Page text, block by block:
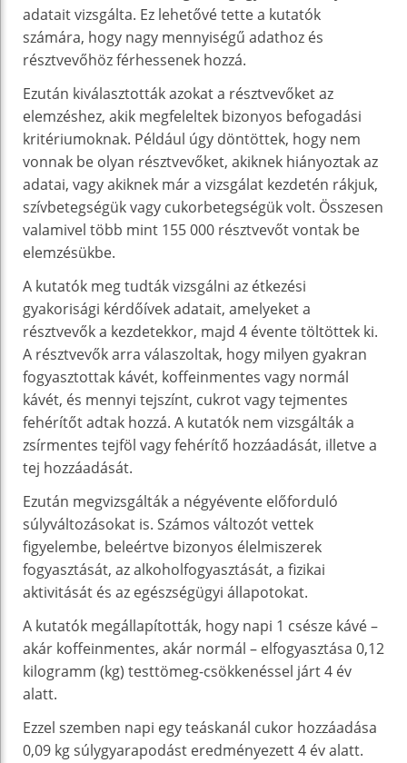
adatait vizsgálta. Ez lehetővé tette a kutatók
számára, hogy nagy mennyiségű adathoz és
résztvevőhöz férhessenek hozzá.
Ezután kiválasztották azokat a résztvevőket az
elemzéshez, akik megfeleltek bizonyos befogadási
kritériumoknak. Például úgy döntöttek, hogy nem
vonnak be olyan résztvevőket, akiknek hiányoztak az
adatai, vagy akiknek már a vizsgálat kezdetén rákjuk,
szívbetegségük vagy cukorbetegségük volt. Összesen
valamivel több mint 155 000 résztvevőt vontak be
elemzésükbe.
A kutatók meg tudták vizsgálni az étkezési
gyakorisági kérdőívek adatait, amelyeket a
résztvevők a kezdetekkor, majd 4 évente töltöttek ki.
A résztvevők arra válaszoltak, hogy milyen gyakran
fogyasztottak kávét, koffeinmentes vagy normál
kávét, és mennyi tejszínt, cukrot vagy tejmentes
fehérítőt adtak hozzá. A kutatók nem vizsgálták a
zsírmentes tejföl vagy fehérítő hozzáadását, illetve a
tej hozzáadását.
Ezután megvizsgálták a négyévente előforduló
súlyváltozásokat is. Számos változót vettek
figyelembe, beleértve bizonyos élelmiszerek
fogyasztását, az alkoholfogyasztását, a fizikai
aktivitását és az egészségügyi állapotokat.
A kutatók megállapították, hogy napi 1 csésze kávé –
akár koffeinmentes, akár normál – elfogyasztása 0,12
kilogramm (kg) testtömeg-csökkenéssel járt 4 év
alatt.
Ezzel szemben napi egy teáskanál cukor hozzáadása
0,09 kg súlygyarapodást eredményezett 4 év alatt.